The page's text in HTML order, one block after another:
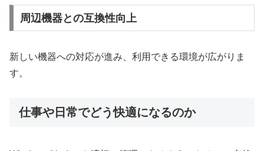
周辺機器との互換性向上
新しい機器への対応が進み、利用できる環境が広がりま
す。
仕事や日常でどう快適になるのか